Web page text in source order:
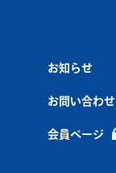
お知らせ
お問い合わせ
会員ページ